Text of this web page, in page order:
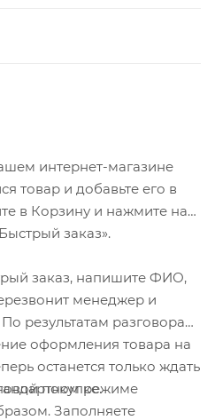
интернет-магазине
товар и добавьте его в
в Корзину и нажмите на
заказ».
заказ, напишите ФИО,
менеджер и
результатам разговора
оформления товара на
останется только ждать
покупке.режиме
Заполняете